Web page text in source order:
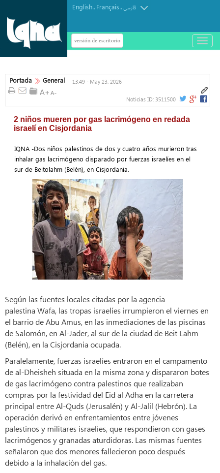
English. Français.فارسی
versión de escritorio
باز
و
Portada General 13:49 - May 23, 2026
Noticias ID: 3511500
2 niños mueren por gas lacrimógeno en redada
israelí en Cisjordania
IQNA -Dos niños palestinos de dos y cuatro años murieron tras
inhalar gas lacrimógeno disparado por fuerzas israelíes en el
sur de Beitolahm (Belén), en Cisjordania.
Según las fuentes locales citadas por la agencia
palestina Wafa, las tropas israelíes irrumpieron el viernes en
el barrio de Abu Amus, en las inmediaciones de las piscinas
de Salomón, en Al-Jader, al sur de la ciudad de Beit Lahm
(Belén), en la Cisjordania ocupada.
Paralelamente, fuerzas israelíes entraron en el campamento
de al-Dheisheh situada en la misma zona y dispararon botes
de gas lacrimógeno contra palestinos que realizaban
compras por la festividad del Eid al Adha en la carretera
principal entre Al-Quds (Jerusalén) y Al-Jalil (Hebrón). La
operación derivó en enfrentamientos entre jóvenes
palestinos y militares israelíes, que respondieron con gases
lacrimógenos y granadas aturdidoras. Las mismas fuentes
señalaron que dos menores fallecieron poco después
debido a la inhalación del gas.